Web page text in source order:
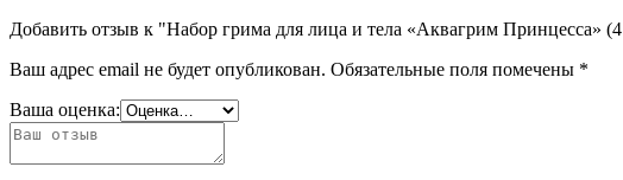
Добавить отзыв к "Набор грима для лица и тела «Аквагрим Принцесса»
Ваш адрес email не будет опубликован. Обязательные поля помечены *
Ваша оценка: